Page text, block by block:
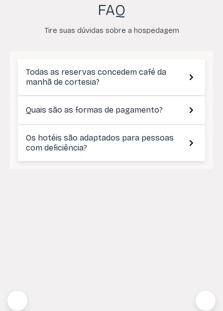
FAQ
Tire suas dúvidas sobre a hospedagem
Todas as reservas concedem café da
manhã de cortesia?
Quais são as formas de pagamento?
Os hotéis são adaptados para pessoas
com deficiência?